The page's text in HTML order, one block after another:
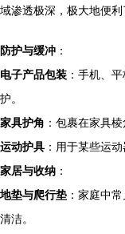
域渗透极深，极大地便利
防护与缓冲 ：
电子产品包装 ：手机、
护。
家具护角 ：包裹在家具
运动护具 ：用于某些运
家居与收纳 ：
地垫与爬行垫 ：家庭中
清洁。